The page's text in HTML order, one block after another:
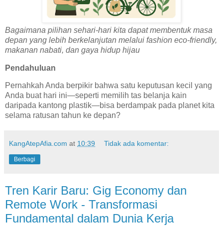
Bagaimana pilihan sehari-hari kita dapat membentuk masa
depan yang lebih berkelanjutan melalui fashion eco-friendly,
makanan nabati, dan gaya hidup hijau
Pendahuluan
Pernahkah Anda berpikir bahwa satu keputusan kecil yang
Anda buat hari ini—seperti memilih tas belanja kain
daripada kantong plastik—bisa berdampak pada planet kita
selama ratusan tahun ke depan?
KangAtepAfia.com at 10:39 Tidak ada komentar:
Berbagi
Tren Karir Baru: Gig Economy dan
Remote Work - Transformasi
Fundamental dalam Dunia Kerja